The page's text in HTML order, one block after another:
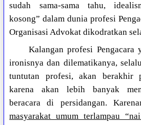
sudah sama-sama tahu,
kosong” dalam dunia profesi
Organisasi Advokat dikodratkan
Kalangan profesi Pengacara
ironisnya dan dilematikanya,
tuntutan profesi, akan berakhir
karena akan lebih banyak
beracara di persidangan.
masyarakat umum terlampau